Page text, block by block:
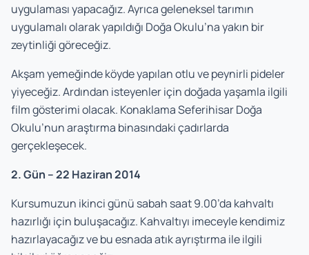
uygulaması yapacağız. Ayrıca geleneksel tarımın
uygulamalı olarak yapıldığı Doğa Okulu’na yakın bir
zeytinliği göreceğiz.
Akşam yemeğinde köyde yapılan otlu ve peynirli pideler
yiyeceğiz. Ardından isteyenler için doğada yaşamla ilgili
film gösterimi olacak. Konaklama Seferihisar Doğa
Okulu’nun araştırma binasındaki çadırlarda
gerçekleşecek.
2. Gün – 22 Haziran 2014
Kursumuzun ikinci günü sabah saat 9.00’da kahvaltı
hazırlığı için buluşacağız. Kahvaltıyı imeceyle kendimiz
hazırlayacağız ve bu esnada atık ayrıştırma ile ilgili